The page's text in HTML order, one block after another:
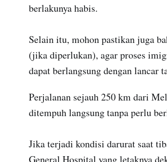
berlakunya habis.
Selain itu, mohon pastikan juga
(jika diperlukan), agar proses
dapat berlangsung dengan lancar
Perjalanan sejauh 250 km dari
ditempuh langsung tanpa perlu
Jika terjadi kondisi darurat saat
General Hospital yang letaknya